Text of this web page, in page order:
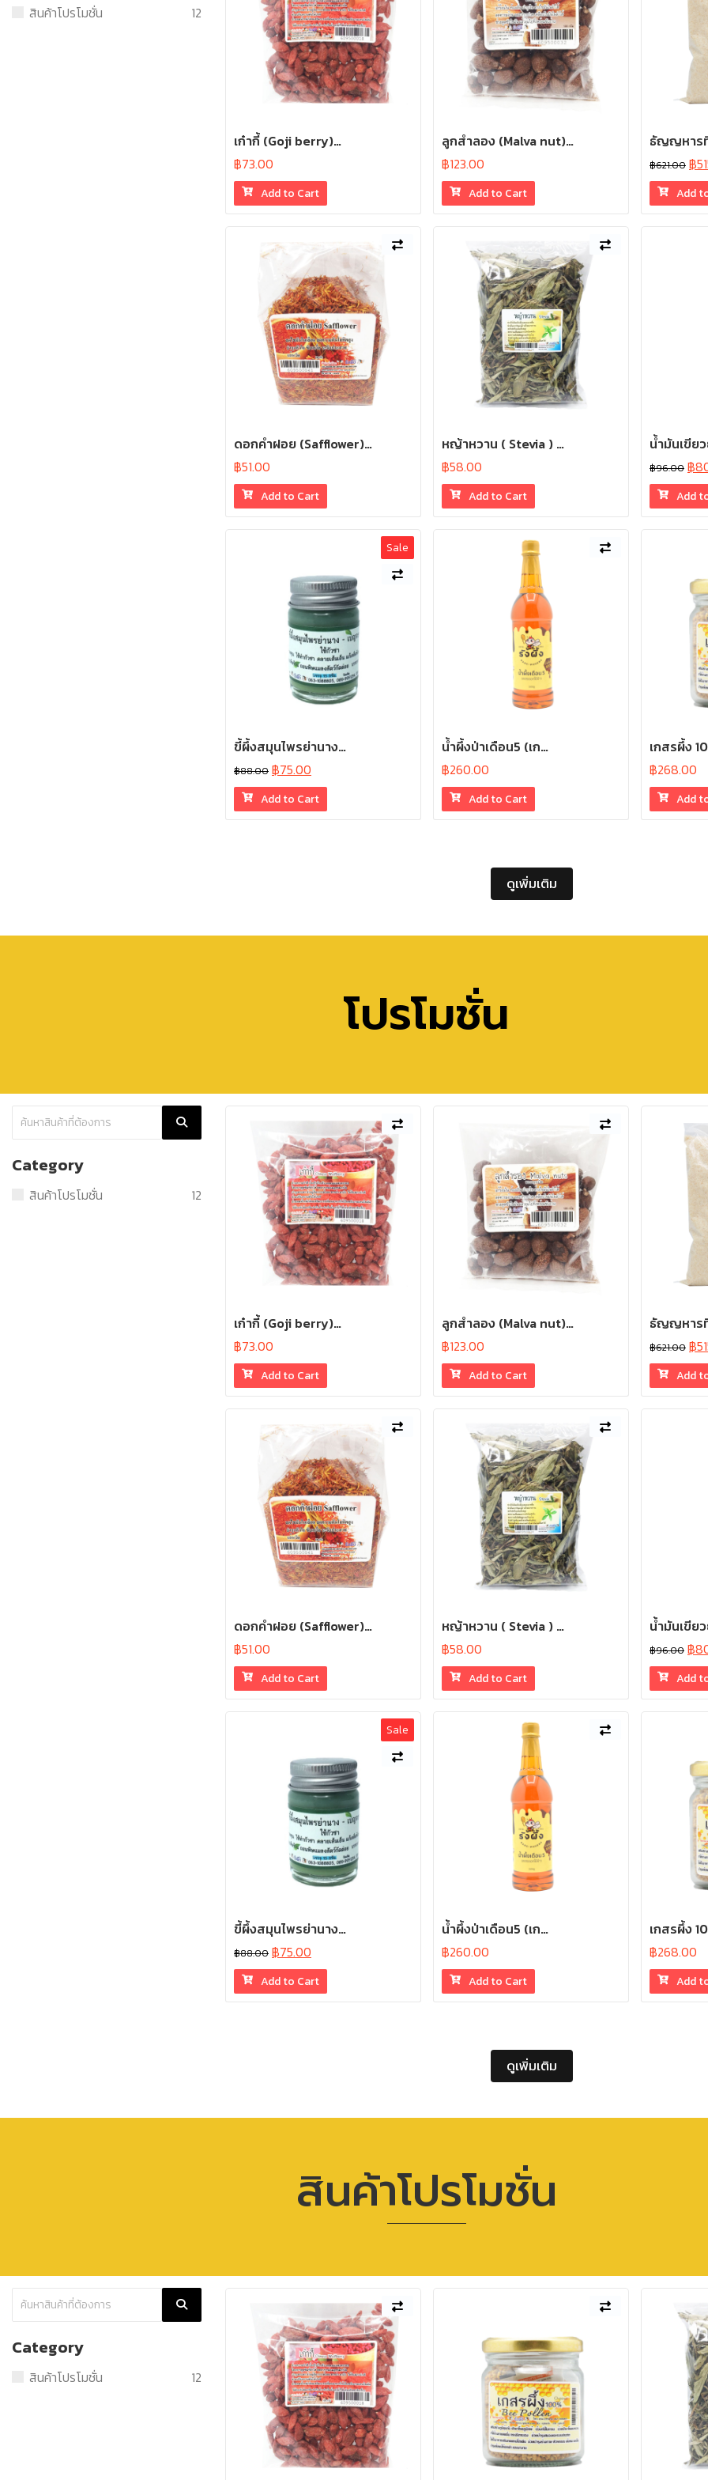
สินค้าโปรโมชั่น 12
เก๋ากี้ (Goji berry)…
฿73.00
Add to Cart
ลูกสำลอง (Malva nut)…
฿123.00
Add to Cart
ธัญญหาร
฿621.00 ฿
Add
ดอกคำฝอย (Safflower)…
฿51.00
Add to Cart
หญ้าหวาน ( Stevia ) …
฿58.00
Add to Cart
น้ำมันเขีย
฿96.00 ฿
Add
Sale
ขี้ผึ้งสมุนไพรย่านาง…
฿88.00 ฿75.00
Add to Cart
น้ำผึ้งป่าเดือน5 (เก…
฿260.00
Add to Cart
เกสรผึ้ง
฿268.00
Add
ดูเพิ่มเติม
โปรโมชั่น
Category
สินค้าโปรโมชั่น 12
เก๋ากี้ (Goji berry)…
฿73.00
Add to Cart
ลูกสำลอง (Malva nut)…
฿123.00
Add to Cart
ธัญญหาร
฿621.00 ฿
Add
ดอกคำฝอย (Safflower)…
฿51.00
Add to Cart
หญ้าหวาน ( Stevia ) …
฿58.00
Add to Cart
น้ำมันเขีย
฿96.00 ฿
Add
Sale
ขี้ผึ้งสมุนไพรย่านาง…
฿88.00 ฿75.00
Add to Cart
น้ำผึ้งป่าเดือน5 (เก…
฿260.00
Add to Cart
เกสรผึ้ง
฿268.00
Add
ดูเพิ่มเติม
สินค้าโปรโมชั่น
Category
สินค้าโปรโมชั่น 12